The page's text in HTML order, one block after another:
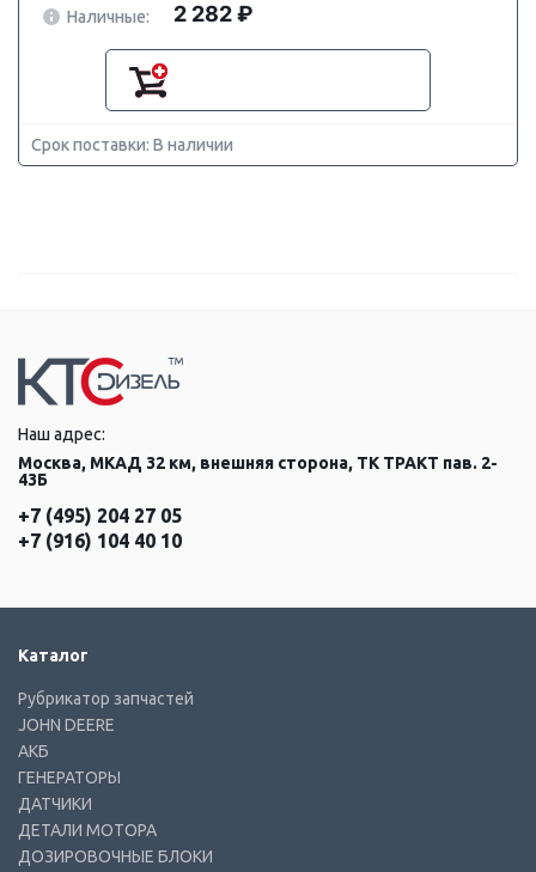
Наличные:
2 282 ₽
Срок поставки: В наличии
Наш адрес:
Москва, МКАД 32 км, внешняя сторона, ТК ТРАКТ пав. 2-
43Б
+7 (495) 204 27 05
+7 (916) 104 40 10
Каталог
Рубрикатор запчастей
JOHN DEERE
АКБ
ГЕНЕРАТОРЫ
ДАТЧИКИ
ДЕТАЛИ МОТОРА
ДОЗИРОВОЧНЫЕ БЛОКИ